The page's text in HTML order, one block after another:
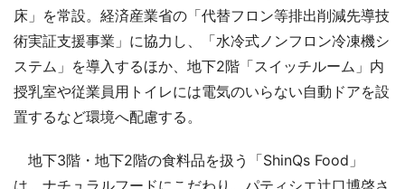
床」を常設。経済産業省の「代替フロン等排出削減先導技
術実証支援事業」に協力し、「水冷式ノンフロン冷凍機シ
ステム」を導入するほか、地下2階「スイッチルーム」内
授乳室や従業員用トイレには電気のいらない自動ドアを設
置するなど環境へ配慮する。
地下3階・地下2階の食料品を扱う「ShinQs Food」
は、ナチュラルフードにこだわり、パティシエ辻口博啓さ